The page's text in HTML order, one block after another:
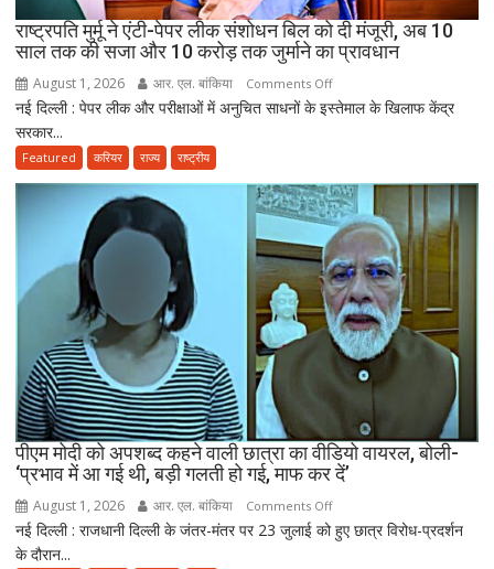
स्वास्थ्य
विभाग
ने
तैयार
की
राष्ट्रपति मुर्मू ने एंटी-पेपर लीक संशोधन बिल को दी मंजूरी, अब 10
साल तक की सजा और 10 करोड़ तक जुर्माने का प्रावधान
August 1, 2026 आर. एल. बांकिया Comments Offon
राष्ट्रपति
एंटी-
पेपर
लीक
संशोधन
बिल
को
दी
मंजूरी,
अब
10
तक
की
10
नई दिल्ली : पेपर लीक और परीक्षाओं में अनुचित साधनों के इस्तेमाल के खिलाफ केंद्र
सरकार...
Featured करियर राज्य राष्ट्रीय
पीएम मोदी को अपशब्द कहने वाली छात्रा का वीडियो वायरल, बोली-
‘प्रभाव में आ गई थी, बड़ी गलती हो गई, माफ कर दें’
August 1, 2026 आर. एल. बांकिया Comments Offon
पीएम
नई दिल्ली : राजधानी दिल्ली के जंतर-मंतर पर 23 जुलाई को हुए छात्र विरोध-प्रदर्शन
के दौरान...